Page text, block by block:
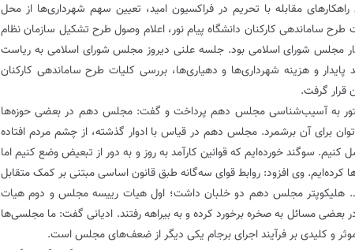
مقابله با تحریم در فراکسیون امید، تعیین سهم شهرداری‌ها از محل
طرح ساماندهی کارکنان دانشگاه پیام نور، اعلام وصول طرح تشکیل سازمان نظام
مجلس شورای اسلامی بود. جلسه علنی دیروز مجلس شورای اسلامی به ریاست
پایدار و هزینه‌ شهرداری‌ها و دهیاری‌ها، بررسی کلیات طرح ساماندهی کارکنان
قرار گرفت.
به آسیب‌شناسی مجلس دهم پرداخت و گفت: مجلس دهم در بعضی حوزه‌ها
برای آن برشمرد. مجلس دهم در قیاس با ادوار گذشته، از چشم مردم افتاده
سوگند خورده‌ایم که قوانین کارآمد به روز و به دور از تبعیض وضع کنیم اما
کرده‌ایم. وی افزود: روابط قوای سه‌گانه طبق قانون اساسی مبتنی بر کمک متقابل
هلیکوپتر مجلس دهم دو خلبان داشت؛ اول هیات رییسه مجلس و دوم هیات
بعضی مسائل به صخره برخورد کرده و به بیراهه رفتند. ادیانی گفت: ما مجلسی‌ها
و کلیدی بر فرآیند اجرای برجام یکی دیگر از ضعف‌های مجلس است.